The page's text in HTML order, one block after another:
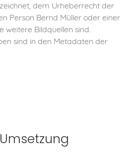
dem Urheberrecht der
Person Bernd Müller oder einer
weitere Bildquellen sind.
sind in den Metadaten der